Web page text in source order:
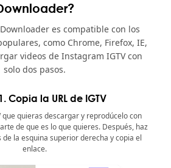
es compatible con los
como Chrome, Firefox, IE,
videos de Instagram IGTV con
solo dos pasos.
Copia la URL de IGTV
que quieras descargar y reprodúcelo con
de que es lo que quieres. Después, haz
la esquina superior derecha y copia el
enlace.